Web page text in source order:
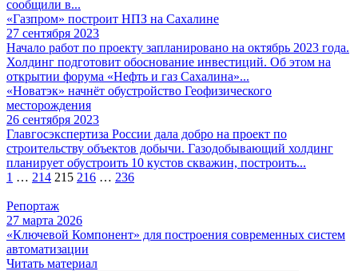
сообщили в...
«Газпром» построит НПЗ на Сахалине
27 сентября 2023
Начало работ по проекту запланировано на октябрь 2023 года.
Холдинг подготовит обоснование инвестиций. Об этом на
открытии форума «Нефть и газ Сахалина»...
«Новатэк» начнёт обустройство Геофизического
месторождения
26 сентября 2023
Главгосэкспертиза России дала добро на проект по
строительству объектов добычи. Газодобывающий холдинг
планирует обустроить 10 кустов скважин, построить...
Пагинация
записей
1 … 214 215 216 … 236
Репортаж
27 марта 2026
«Ключевой Компонент» для построения современных систем
автоматизации
Читать материал